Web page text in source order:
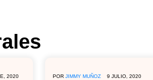
2020 POR JIMMY MUÑOZ 9 JULIO, 2020